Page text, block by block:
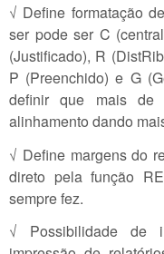
√ Define formatação
ser pode ser C
(Justificado), R
P (Preenchido) e G
definir que mais de
alinhamento dando
√ Define margens do
direto pela função
sempre fez.
√ Possibilidade de